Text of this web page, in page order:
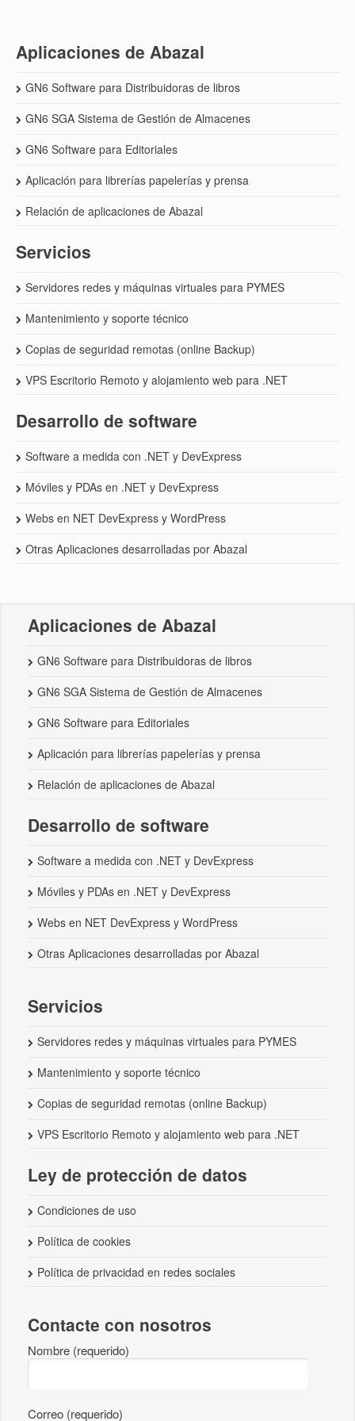
Aplicaciones de Abazal
GN6 Software para Distribuidoras de libros
GN6 SGA Sistema de Gestión de Almacenes
GN6 Software para Editoriales
Aplicación para librerías papelerías y prensa
Relación de aplicaciones de Abazal
Servicios
Servidores redes y máquinas virtuales para PYMES
Mantenimiento y soporte técnico
Copias de seguridad remotas (online Backup)
VPS Escritorio Remoto y alojamiento web para .NET
Desarrollo de software
Software a medida con .NET y DevExpress
Móviles y PDAs en .NET y DevExpress
Webs en NET DevExpress y WordPress
Otras Aplicaciones desarrolladas por Abazal
Aplicaciones de Abazal
GN6 Software para Distribuidoras de libros
GN6 SGA Sistema de Gestión de Almacenes
GN6 Software para Editoriales
Aplicación para librerías papelerías y prensa
Relación de aplicaciones de Abazal
Desarrollo de software
Software a medida con .NET y DevExpress
Móviles y PDAs en .NET y DevExpress
Webs en NET DevExpress y WordPress
Otras Aplicaciones desarrolladas por Abazal
Servicios
Servidores redes y máquinas virtuales para PYMES
Mantenimiento y soporte técnico
Copias de seguridad remotas (online Backup)
VPS Escritorio Remoto y alojamiento web para .NET
Ley de protección de datos
Condiciones de uso
Política de cookies
Política de privacidad en redes sociales
Contacte con nosotros
Nombre (requerido)
Correo (requerido)